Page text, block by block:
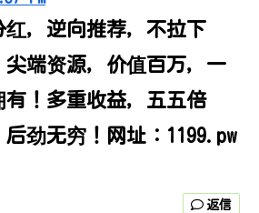
红，逆向推荐，不拉下
端资源，价值百万，一
有！多重收益，五五倍
劲无穷！网址：1199.pw
返信